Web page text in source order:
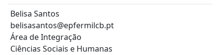
Belisa Santos
belisasantos@epfermilcb.pt
Área de Integração
Ciências Sociais e Humanas